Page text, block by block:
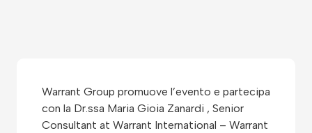
Warrant Group promuove l’evento e partecipa
con la Dr.ssa Maria Gioia Zanardi , Senior
Consultant at Warrant International – Warrant